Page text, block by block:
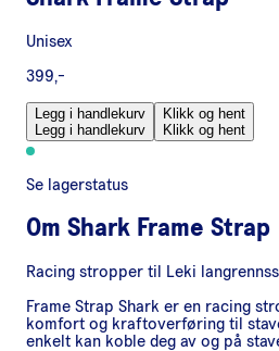
Unisex
399,-
Legg i handlekurv
Legg i handlekurv
Klikk og hent
Klikk og hent
Se lagerstatus
Om Shark Frame Strap
Racing stropper til Leki
Frame Strap Shark er en racing
komfort og kraftoverføring til
enkelt kan koble deg av og på